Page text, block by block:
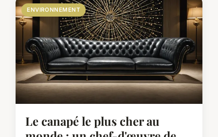
ENVIRONNEMENT
Le canapé le plus cher au